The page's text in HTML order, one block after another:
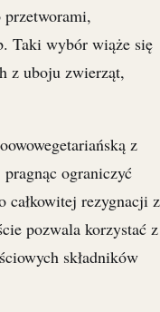
Taki wybór wiąże się
z uboju zwierząt,
z
ograniczyć
całkowitej rezygnacji z
pozwala korzystać z
składników